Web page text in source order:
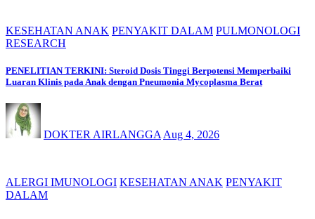
KESEHATAN ANAK PENYAKIT DALAM PULMONOLOGI
RESEARCH
PENELITIAN TERKINI: Steroid Dosis Tinggi Berpotensi Memperbaiki
Luaran Klinis pada Anak dengan Pneumonia Mycoplasma Berat
DOKTER AIRLANGGA Aug 4, 2026
ALERGI IMUNOLOGI KESEHATAN ANAK PENYAKIT
DALAM